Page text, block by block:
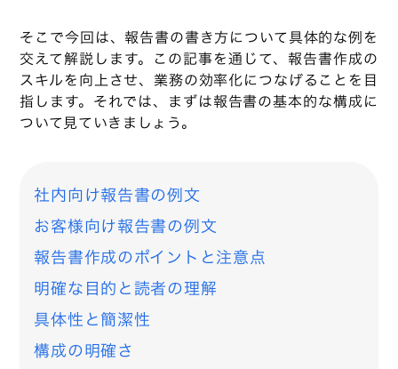
そこで今回は、報告書の書き方について具体的な例を
交えて解説します。この記事を通じて、報告書作成の
スキルを向上させ、業務の効率化につなげることを目
指します。それでは、まずは報告書の基本的な構成に
ついて見ていきましょう。
社内向け報告書の例文
お客様向け報告書の例文
報告書作成のポイントと注意点
明確な目的と読者の理解
具体性と簡潔性
構成の明確さ